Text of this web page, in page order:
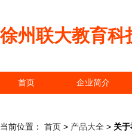
徐州联大教育科
首页 企业简介
当前位置： 首页 > 产品大全 > 关